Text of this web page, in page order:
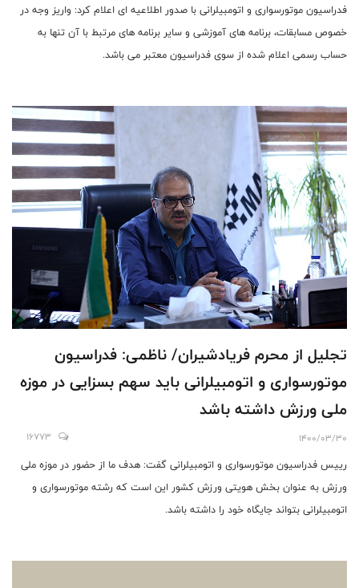
فدراسیون موتورسواری و اتومبیلرانی با صدور اطلاعیه ای اعلام کرد: واریز وجه در
خصوص مسابقات، برنامه های آموزشی و سایر برنامه های مرتبط با آن تنها به
حساب رسمی اعلام شده از سوی فدراسیون معتبر می باشد.
تجلیل از محرم فریادشیران/ ناظمی: فدراسیون
موتورسواری و اتومبیلرانی باید سهم بسزایی در موزه
ملی ورزش داشته باشد
1400/03/30
16773
رییس فدراسیون موتورسواری و اتومبیلرانی گفت: هدف ما از حضور در موزه ملی
ورزش به عنوان بخش هویتی ورزش کشور این است که رشته موتورسواری و
اتومبیلرانی بتواند جایگاه خود را داشته باشد.